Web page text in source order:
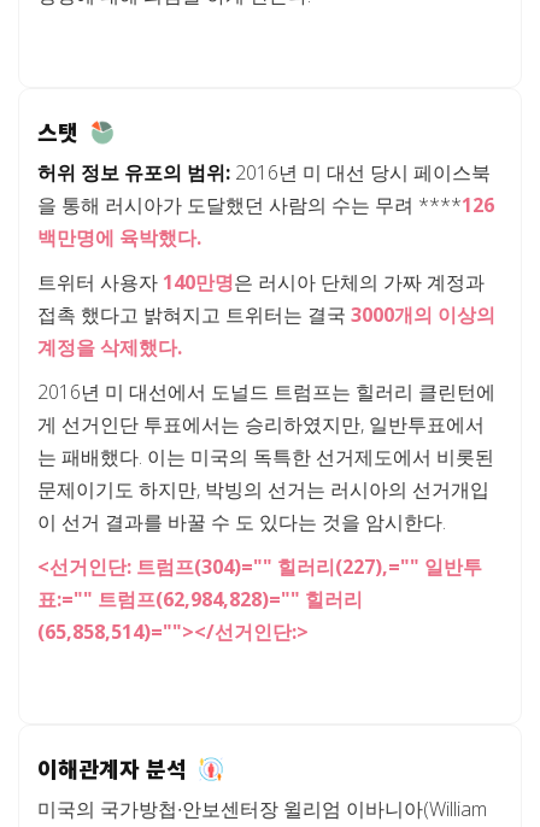
스탯
허위 정보 유포의 범위: 2016년 미 대선 당시 페이스북
을 통해 러시아가 도달했던 사람의 수는 무려 ****126
백만명에 육박했다.
트위터 사용자 140만명은 러시아 단체의 가짜 계정과
접촉 했다고 밝혀지고 트위터는 결국 3000개의 이상의
계정을 삭제했다.
2016년 미 대선에서 도널드 트럼프는 힐러리 클린턴에
게 선거인단 투표에서는 승리하였지만, 일반투표에서
는 패배했다. 이는 미국의 독특한 선거제도에서 비롯된
문제이기도 하지만, 박빙의 선거는 러시아의 선거개입
이 선거 결과를 바꿀 수 도 있다는 것을 암시한다.
<선거인단: 트럼프(304)="" 힐러리(227),="" 일반투
표:="" 트럼프(62,984,828)="" 힐러리
(65,858,514)=""></선거인단:>
이해관계자 분석
미국의 국가방첩∙안보센터장 윌리엄 이바니아(William